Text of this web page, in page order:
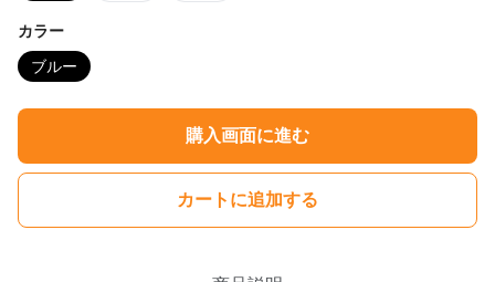
カラー
ブルー
購入画面に進む
カートに追加する